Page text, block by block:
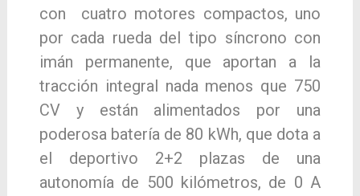
con cuatro motores compactos, uno
por cada rueda del tipo síncrono con
imán permanente, que aportan a la
tracción integral nada menos que 750
CV y están alimentados por una
poderosa batería de 80 kWh, que dota a
el deportivo 2+2 plazas de una
autonomía de 500 kilómetros, de 0 A